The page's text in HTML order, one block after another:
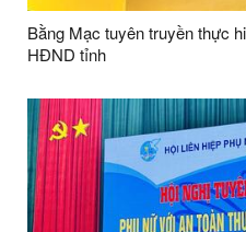
Bằng Mạc tuyên truyền thực
HĐND tỉnh